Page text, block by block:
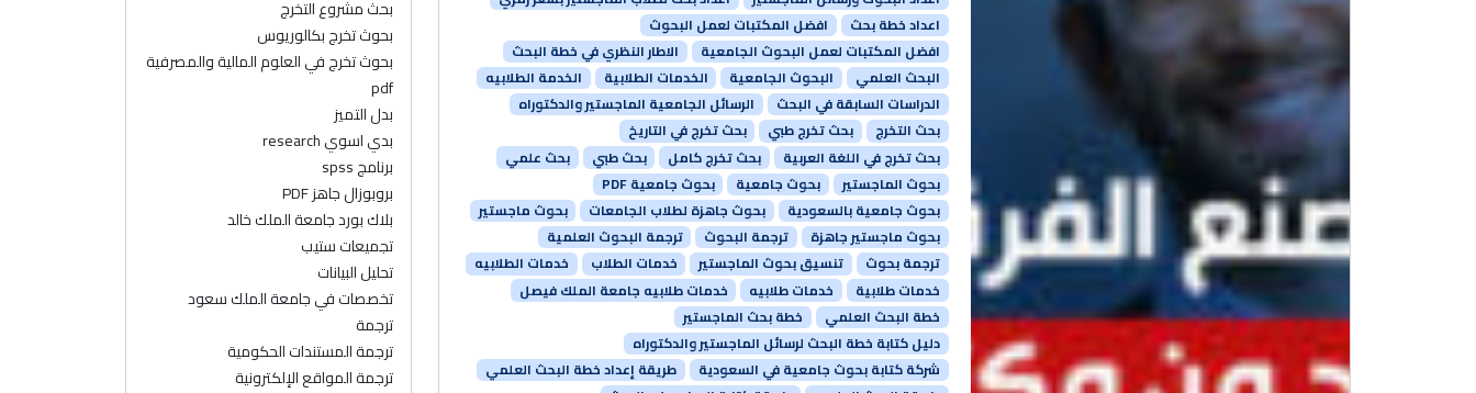
اعداد خطة بحث
افضل المكتبات لعمل البحوث
افضل المكتبات لعمل البحوث الجامعية
الاطار النظري في خطة البحث
البحث العلمي
البحوث الجامعية الخدمات الطلابية
الخدمة الطلابيه
الدراسات السابقة في البحث
الرسائل الجامعية الماجستير والدكتوراه
بحث التخرج
بحث تخرج طبي
بحث تخرج في التاريخ
بحث تخرج في اللغة العربية
بحث تخرج كامل بحث طبي
بحث علمي
بحوث الماجستير
بحوث جامعية
بحوث جامعية PDF
بحوث جامعية بالسعودية
بحوث جاهزة لطلاب الجامعات
بحوث ماجستير
بحوث ماجستير جاهزة
ترجمة البحوث
ترجمة البحوث العلمية
ترجمة بحوث
تنسيق بحوث الماجستير خدمات الطلاب
خدمات الطلابيه
خدمات طلابية
خدمات طلابيه
خدمات طلابيه جامعة الملك فيصل
خطة البحث العلمي
خطة بحث الماجستير
دليل كتابة خطة البحث لرسائل الماجستير والدكتوراه
شركة كتابة بحوث جامعية في السعودية
طريقة إعداد خطة البحث العلمي
بحث مشروع التخرج
بحوث تخرج بكالوريوس
بحوث تخرج في العلوم المالية والمصرفية
pdf
بدل التميز
بدي اسوي research
برنامج spss
بروبوزال جاهز PDF
بلاك بورد جامعة الملك خالد
تجميعات ستيب
تحليل البيانات
تخصصات في جامعة الملك سعود
ترجمة
ترجمة المستندات الحكومية
ترجمة المواقع الإلكترونية